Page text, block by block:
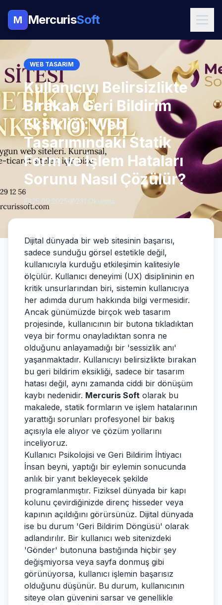
M MercurisSoft
WEB TASARIM
Kullanıcıyı Belirsizlikte
Bırakan Geri Bildirim
Eksikliği: Web
Tasarımındaki Statik
Form ve İşlem Hataları
Sorunu Nasıl Çözülür?
25.09.2025 231 Okunma
Dijital dünyada bir web sitesinin başarısı,
sadece sunduğu görsel estetikle değil,
kullanıcıyla kurduğu etkileşimin kalitesiyle
ölçülür. Kullanıcı deneyimi (UX) disiplininin en
kritik unsurlarından biri, sistemin kullanıcıya
her adımda durum hakkında bilgi vermesidir.
Ancak günümüzde birçok web tasarım
projesinde, kullanıcının bir butona tıkladıktan
veya bir formu onayladıktan sonra ne
olduğunu anlayamadığı bir 'sessizlik anı'
yaşanmaktadır. Kullanıcıyı belirsizlikte bırakan
bu geri bildirim eksikliği, sadece bir tasarım
hatası değil, aynı zamanda ciddi bir dönüşüm
kaybı nedenidir. Mercuris Soft olarak bu
makalede, statik formların ve işlem hatalarının
yarattığı sorunları profesyonel bir bakış
açısıyla ele alıyor ve çözüm yollarını
inceliyoruz.
Kullanıcı Psikolojisi ve Geri Bildirim İhtiyacı
İnsan beyni, yaptığı bir eylemin sonucunda
anlık bir yanıt bekleyecek şekilde
programlanmıştır. Fiziksel dünyada bir kapı
kolunu çevirdiğinizde direnç hisseder veya
kapının açıldığını görürsünüz. Dijital dünyada
ise bu durum 'Geri Bildirim Döngüsü' olarak
adlandırılır. Bir kullanıcı web sitenizdeki
'Gönder' butonuna bastığında hiçbir şey
değişmiyorsa veya sayfa donmuş gibi
görünüyorsa, kullanıcı işlemin başarısız
olduğunu düşünür. Bu durum, kullanıcının
siteye olan güvenini sarsar ve genellikle